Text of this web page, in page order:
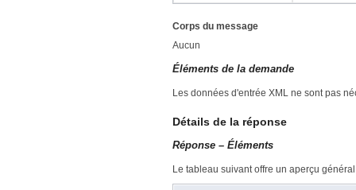
Corps du message
Aucun
Éléments de la demande
Les données d'entrée XML ne sont pas
Détails de la réponse
Réponse – Éléments
Le tableau suivant offre un aperçu